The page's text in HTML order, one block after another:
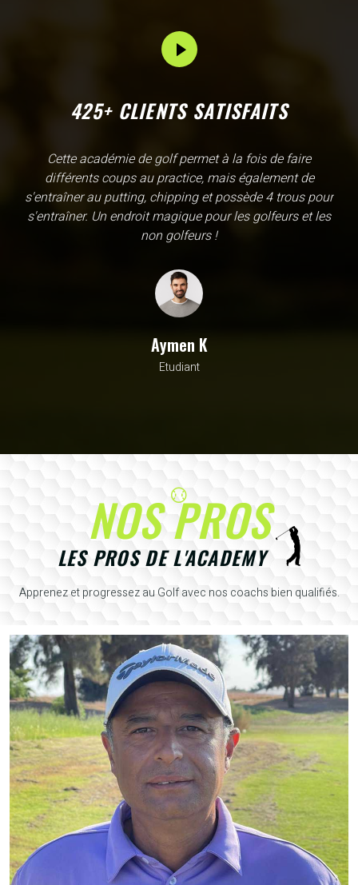
425+ CLIENTS SATISFAITS
L'Academy de Gammarth comme son nom l'indique est
une école, en fait c'est un practice exceptionnel. il y a
évidemment un pratique classic sur tapis mais aussi
un sur herbe, des zones pour le chipping, les bumqers...
Vous y avez pensé, c'est à l'academy. Il n'y a pas assez
beauté de ce site
NOS PROS
LES PROS DE L'ACADEMY
Apprenez et progressez au Golf avec nos coachs bien qualifiés.